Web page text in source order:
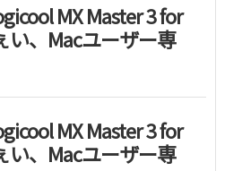
MX Master 3 for
い、Macユーザー専
MX Master 3 for
い、Macユーザー専